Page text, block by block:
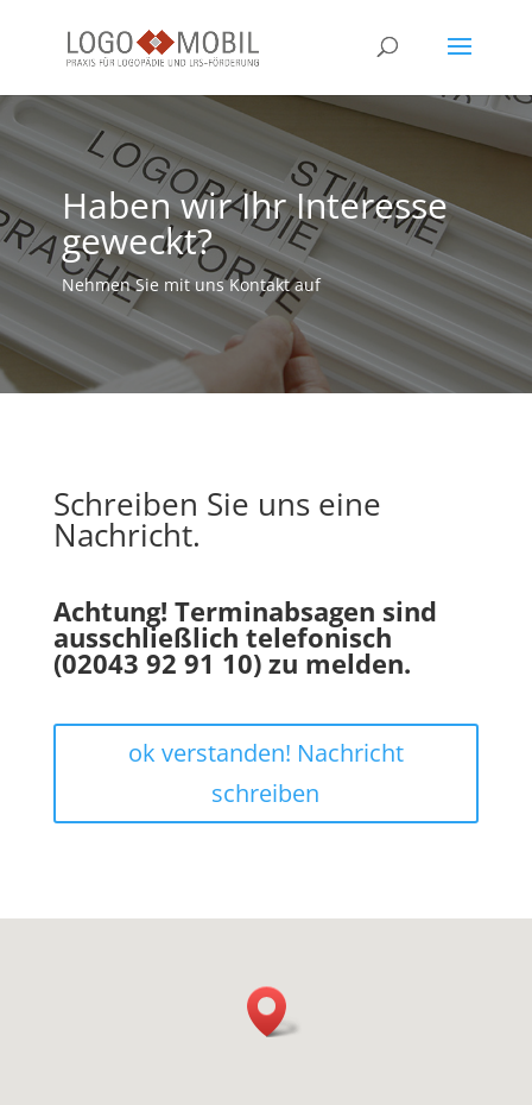
Haben wir Ihr Interesse
geweckt?
Nehmen Sie mit uns Kontakt auf
Schreiben Sie uns eine
Nachricht.
Achtung! Terminabsagen sind
ausschließlich telefonisch
(02043 92 91 10) zu melden.
ok verstanden! Nachricht
schreiben